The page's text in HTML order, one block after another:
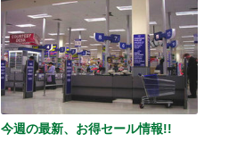
今週の最新、お得セール情報!!